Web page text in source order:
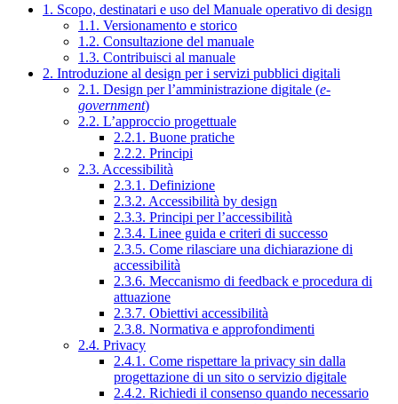
1. Scopo, destinatari e uso del Manuale operativo di design
1.1. Versionamento e storico
1.2. Consultazione del manuale
1.3. Contribuisci al manuale
2. Introduzione al design per i servizi pubblici digitali
2.1. Design per l’amministrazione digitale (e-
government)
2.2. L’approccio progettuale
2.2.1. Buone pratiche
2.2.2. Principi
2.3. Accessibilità
2.3.1. Definizione
2.3.2. Accessibilità by design
2.3.3. Principi per l’accessibilità
2.3.4. Linee guida e criteri di successo
2.3.5. Come rilasciare una dichiarazione di
accessibilità
2.3.6. Meccanismo di feedback e procedura di
attuazione
2.3.7. Obiettivi accessibilità
2.3.8. Normativa e approfondimenti
2.4. Privacy
2.4.1. Come rispettare la privacy sin dalla
progettazione di un sito o servizio digitale
2.4.2. Richiedi il consenso quando necessario